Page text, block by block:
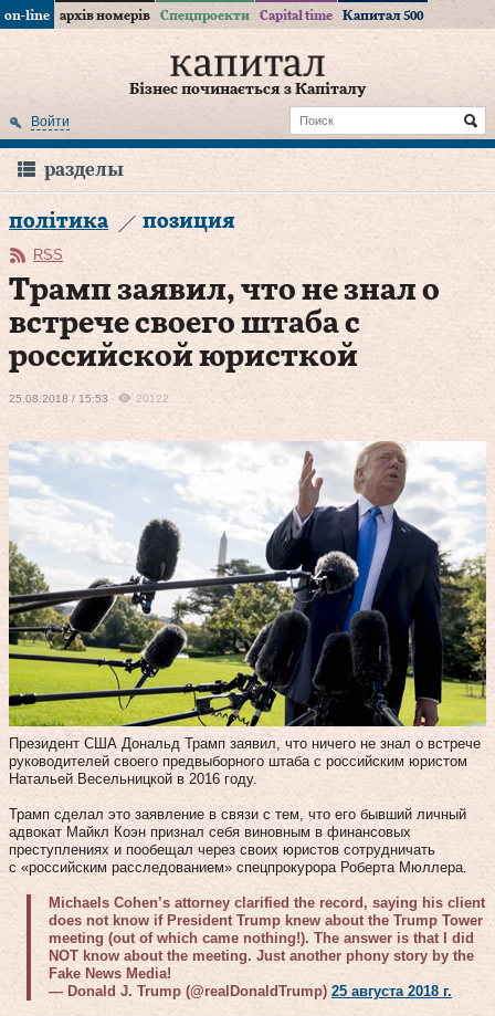
on-line архів номерів Спецпроекти Capital time Капитал 500
Бізнес починається з Капіталу
Войти
разделы
політика позиция
RSS
Трамп заявил, что не знал о
встрече своего штаба с
российской юристкой
25.08.2018 / 15:53 20122
Президент США Дональд Трамп заявил, что ничего не знал о встрече
руководителей своего предвыборного штаба с российским юристом
Натальей Весельницкой в 2016 году.
Трамп сделал это заявление в связи с тем, что его бывший личный
адвокат Майкл Коэн признал себя виновным в финансовых
преступлениях и пообещал через своих юристов сотрудничать
с «российским расследованием» спецпрокурора Роберта Мюллера.
Michaels Cohen’s attorney clarified the record, saying his client
does not know if President Trump knew about the Trump Tower
meeting (out of which came nothing!). The answer is that I did
NOT know about the meeting. Just another phony story by the
Fake News Media!
— Donald J. Trump (@realDonaldTrump) 25 августа 2018 г.